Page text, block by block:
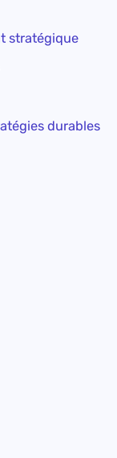
stratégique
durables